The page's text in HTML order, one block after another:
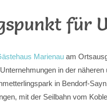
für
Marienau am
in der
in Bendorf-
mit der Seilbahn vom